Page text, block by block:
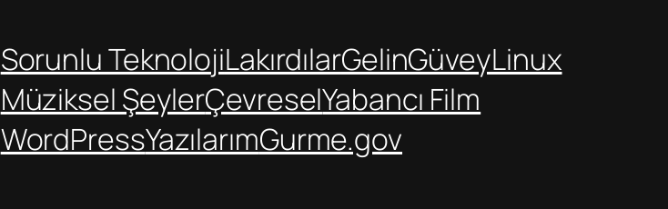
Sorunlu TeknolojiLakırdılarGelinGüveyLinux
Müziksel ŞeylerÇevreselYabancı Film
WordPressYazılarımGurme.gov